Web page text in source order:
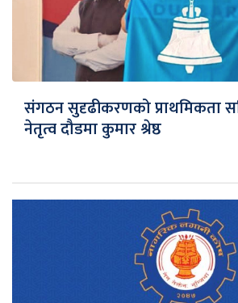
संगठन सुदृढीकरणको प्राथमिकता
नेतृत्व दौडमा कुमार श्रेष्ठ